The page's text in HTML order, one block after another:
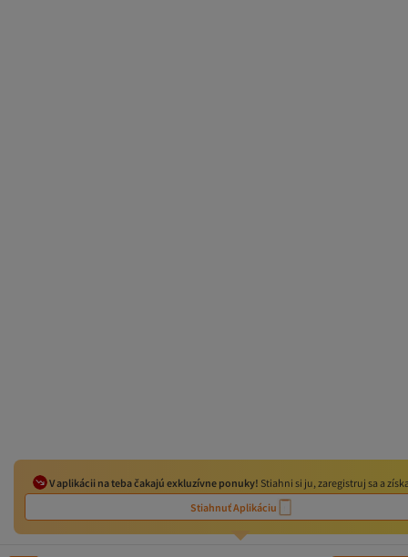
V aplikácii na teba čakajú exkluzívne ponuky! Stiahni si ju, zaregistruj sa a
Stiahnuť Aplikáciu